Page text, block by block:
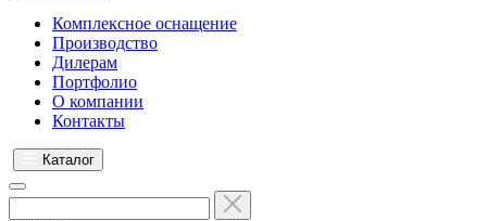
Комплексное оснащение
Производство
Дилерам
Портфолио
О компании
Контакты
Каталог